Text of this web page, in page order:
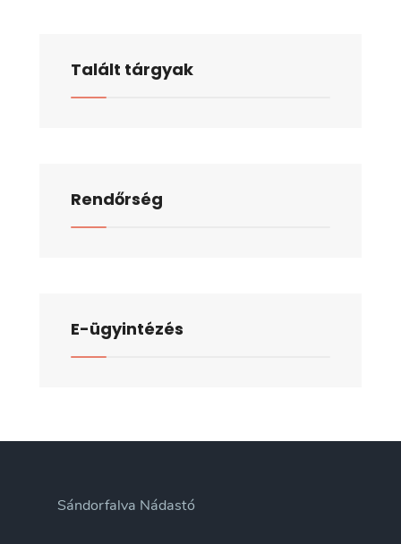
Talált tárgyak
Rendőrség
E-ügyintézés
Sándorfalva Nádastó